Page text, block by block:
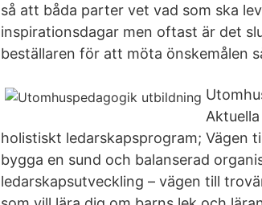
så att båda parter vet vad som ska
inspirationsdagar men oftast är det
beställaren för att möta önskemålen
holistiskt ledarskapsprogram; Vägen
bygga en sund och balanserad
ledarskapsutveckling – vägen till